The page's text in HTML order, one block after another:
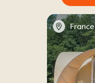
📍 France